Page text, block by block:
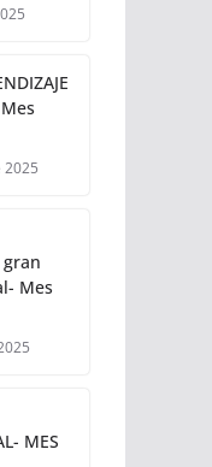
2025
gran
Mes
MES